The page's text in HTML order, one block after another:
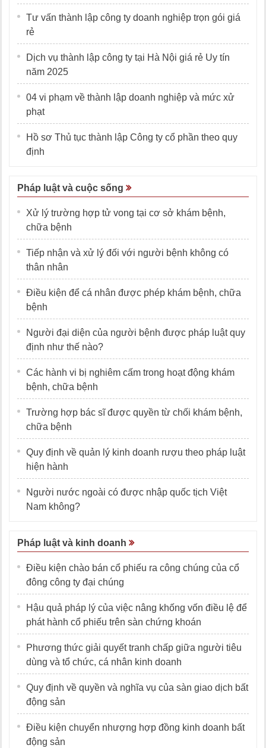
Tư vấn thành lập công ty doanh nghiệp trọn gói giá
rẻ
Dịch vụ thành lập công ty tại Hà Nội giá rẻ Uy tín
năm 2025
04 vi phạm về thành lập doanh nghiệp và mức xử
phạt
Hồ sơ Thủ tục thành lập Công ty cổ phần theo quy
định
Pháp luật và cuộc sống
Xử lý trường hợp tử vong tại cơ sở khám bệnh,
chữa bệnh
Tiếp nhận và xử lý đối với người bệnh không có
thân nhân
Điều kiện để cá nhân được phép khám bệnh, chữa
bệnh
Người đại diện của người bệnh được pháp luật quy
định như thế nào?
Các hành vi bị nghiêm cấm trong hoạt động khám
bệnh, chữa bệnh
Trường hợp bác sĩ được quyền từ chối khám bệnh,
chữa bệnh
Quy định về quản lý kinh doanh rượu theo pháp luật
hiện hành
Người nước ngoài có được nhập quốc tịch Việt
Nam không?
Pháp luật và kinh doanh
Điều kiện chào bán cổ phiếu ra công chúng của cổ
đông công ty đại chúng
Hậu quả pháp lý của việc nâng khống vốn điều lệ để
phát hành cổ phiếu trên sàn chứng khoán
Phương thức giải quyết tranh chấp giữa người tiêu
dùng và tổ chức, cá nhân kinh doanh
Quy định về quyền và nghĩa vụ của sàn giao dịch bất
động sản
Điều kiện chuyển nhượng hợp đồng kinh doanh bất
động sản